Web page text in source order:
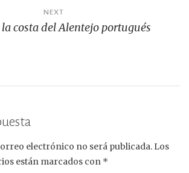
NEXT
costa del Alentejo portugués
electrónico no será publicada. Los
están marcados con *